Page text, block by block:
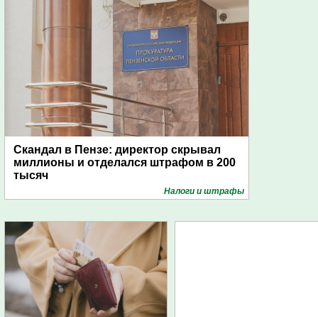
Скандал в Пензе: директор скрывал
миллионы и отделался штрафом в 200
тысяч
Налоги и штрафы